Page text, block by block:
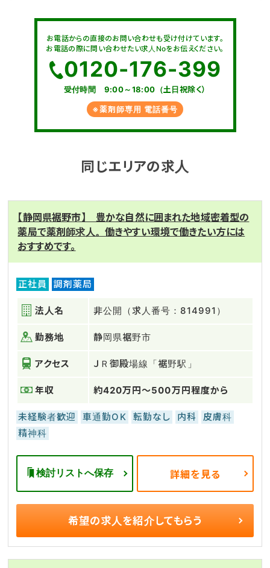
お電話からの直接のお問い合わせも受け付けています。
お電話の際に問い合わせたい求人Noをお伝えください。
0120-176-399
受付時間 9:00～18:00（土日祝除く）
※薬剤師専用 電話番号
同じエリアの求人
【静岡県裾野市】 豊かな自然に囲まれた地域密着型の
薬局で薬剤師求人。働きやすい環境で働きたい方には
おすすめです。
正社員 調剤薬局
法人名 非公開（求人番号：814991）
勤務地 静岡県裾野市
アクセス ＪＲ御殿場線「裾野駅」
年収 約420万円～500万円程度から
未経験者歓迎 車通勤OK 転勤なし 内科
皮膚科
精神科
検討リストへ保存 詳細を見る
希望の求人を紹介してもらう